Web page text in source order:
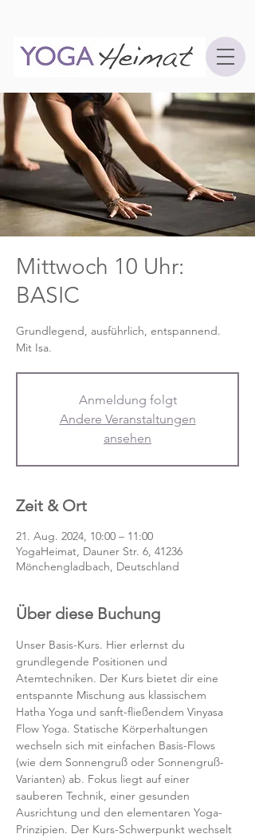
Mittwoch 10 Uhr:
BASIC
Grundlegend, ausführlich, entspannend.
Mit Isa.
Anmeldung folgt
Andere Veranstaltungen
ansehen
Zeit & Ort
21. Aug. 2024, 10:00 – 11:00
YogaHeimat, Dauner Str. 6, 41236
Mönchengladbach, Deutschland
Über diese Buchung
Unser Basis-Kurs. Hier erlernst du
grundlegende Positionen und
Atemtechniken. Der Kurs bietet dir eine
entspannte Mischung aus klassischem
Hatha Yoga und sanft-fließendem Vinyasa
Flow Yoga. Statische Körperhaltungen
wechseln sich mit einfachen Basis-Flows
(wie dem Sonnengruß oder Sonnengruß-
Varianten) ab. Fokus liegt auf einer
sauberen Technik, einer gesunden
Ausrichtung und den elementaren Yoga-
Prinzipien. Der Kurs-Schwerpunkt wechselt